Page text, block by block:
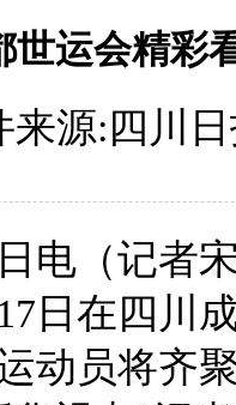
世运会精彩
来源:四川
电（记者
日在四川
动员将齐